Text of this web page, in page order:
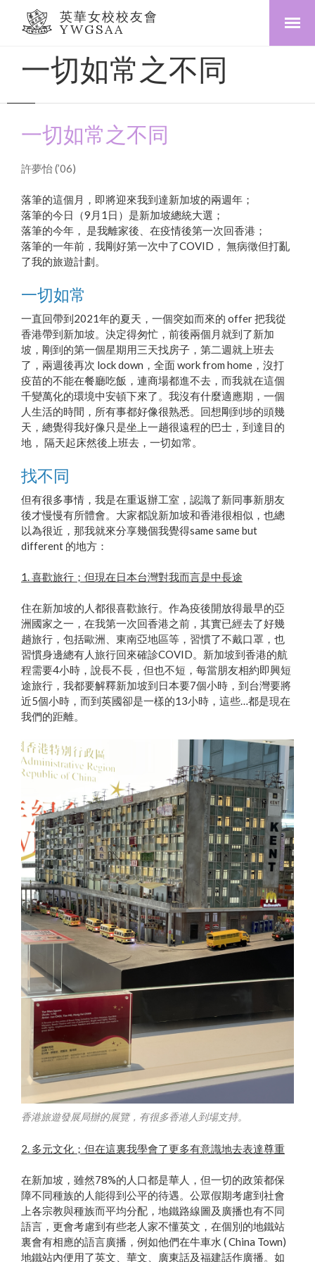
英華女校校友會
YWGSAA
一切如常之不同
一切如常之不同
許夢怡 (’06)
落筆的這個月，即將迎來我到達新加坡的兩週年；
落筆的今日（9月1日）是新加坡總統大選；
落筆的今年， 是我離家後、在疫情後第一次回香港；
落筆的一年前，我剛好第一次中了COVID， 無病徵但打亂
了我的旅遊計劃。
一切如常
一直回帶到2021年的夏天，一個突如而來的 offer 把我從
香港帶到新加坡。決定得匆忙，前後兩個月就到了新加
坡，剛到的第一個星期用三天找房子，第二週就上班去
了，兩週後再次 lock down，全面 work from home，沒打
疫苗的不能在餐廳吃飯，連商場都進不去，而我就在這個
千變萬化的環境中安頓下來了。我沒有什麼適應期，一個
人生活的時間，所有事都好像很熟悉。回想剛到埗的頭幾
天，總覺得我好像只是坐上一趟很遠程的巴士，到達目的
地， 隔天起床然後上班去，一切如常。
找不同
但有很多事情，我是在重返辦工室，認識了新同事新朋友
後才慢慢有所體會。大家都說新加坡和香港很相似，也總
以為很近，那我就來分享幾個我覺得same same but
different 的地方：
1. 喜歡旅行；但現在日本台灣對我而言是中長途
住在新加坡的人都很喜歡旅行。作為疫後開放得最早的亞
洲國家之一，在我第一次回香港之前，其實已經去了好幾
趟旅行，包括歐洲、東南亞地區等，習慣了不戴口罩，也
習慣身邊總有人旅行回來確診COVID。新加坡到香港的航
程需要4小時，說長不長，但也不短，每當朋友相約即興短
途旅行，我都要解釋新加坡到日本要7個小時，到台灣要將
近5個小時，而到英國卻是一樣的13小時，這些…都是現在
我們的距離。
香港旅遊發展局辦的展覽，有很多香港人到場支持。
2. 多元文化；但在這裏我學會了更多有意識地去表達尊重
在新加坡，雖然78%的人口都是華人，但一切的政策都保
障不同種族的人能得到公平的待遇。公眾假期考慮到社會
上各宗教與種族而平均分配，地鐵路線圖及廣播也有不同
語言，更會考慮到有些老人家不懂英文，在個別的地鐵站
裏會有相應的語言廣播，例如他們在牛車水 ( China Town)
地鐵站內便用了英文、華文、廣東話及福建話作廣播。如